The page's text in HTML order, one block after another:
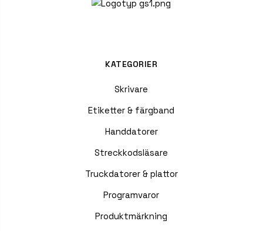
KATEGORIER
Skrivare
Etiketter & färgband
Handdatorer
Streckkodsläsare
Truckdatorer & plattor
Programvaror
Produktmärkning